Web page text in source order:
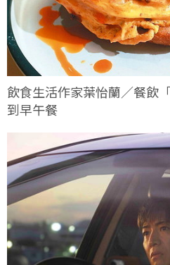
飲食生活作家葉怡蘭／餐飲
到早午餐